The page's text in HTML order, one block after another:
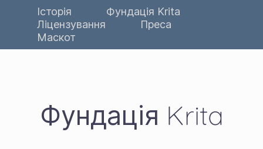
Історія
Фундація Krita
Ліцензування
Преса
Маскот
Фундація Krita